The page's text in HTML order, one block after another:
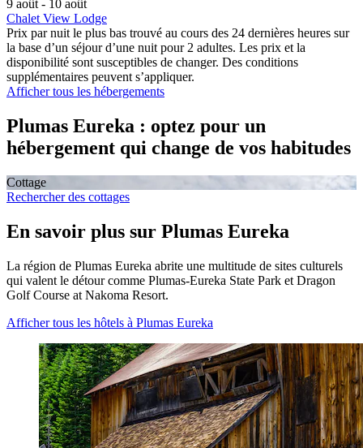
9 août - 10 août
Chalet View Lodge
Prix par nuit le plus bas trouvé au cours des 24 dernières heures sur
la base d’un séjour d’une nuit pour 2 adultes. Les prix et la
disponibilité sont susceptibles de changer. Des conditions
supplémentaires peuvent s’appliquer.
Afficher tous les hébergements
Plumas Eureka : optez pour un
hébergement qui change de vos habitudes
Cottage
Rechercher des cottages
En savoir plus sur Plumas Eureka
La région de Plumas Eureka abrite une multitude de sites culturels
qui valent le détour comme Plumas-Eureka State Park et Dragon
Golf Course at Nakoma Resort.
Afficher tous les hôtels à Plumas Eureka